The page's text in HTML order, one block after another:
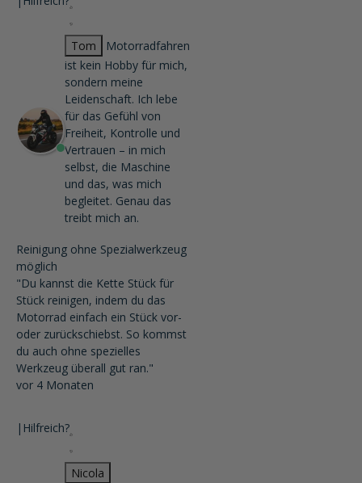
Tom
Motorradfahren
ist kein Hobby für mich,
sondern meine
Leidenschaft. Ich lebe
für das Gefühl von
Freiheit, Kontrolle und
Vertrauen – in mich
selbst, die Maschine
und das, was mich
begleitet. Genau das
treibt mich an.
Reinigung ohne Spezialwerkzeug
möglich
"Du kannst die Kette Stück für
Stück reinigen, indem du das
Motorrad einfach ein Stück vor-
oder zurückschiebst. So kommst
du auch ohne spezielles
Werkzeug überall gut ran."
vor 4 Monaten
| Hilfreich?
Nicola